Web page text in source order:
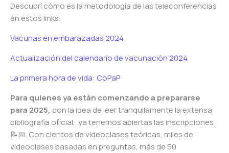
Descubrí cómo es la metodología de las teleconferencias
en estos links:
Vacunas en embarazadas 2024
Actualización del calendario de vacunación 2024
La primera hora de vida: CoPaP
Para quienes ya están comenzando a prepararse
para 2025, con la idea de leer tranquilamente la extensa
bibliografía oficial, ya tenemos abiertas las inscripciones
📝📅. Con cientos de videoclases teóricas, miles de
videoclases basadas en preguntas, más de 50